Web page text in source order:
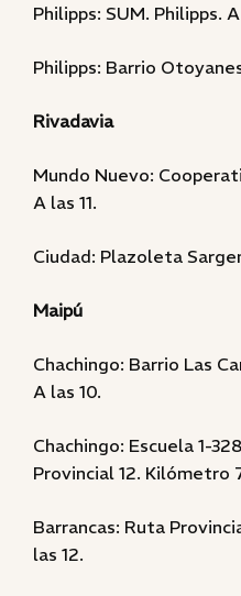
Philipps: SUM. Philipps.
Philipps: Barrio
Rivadavia
Mundo Nuevo:
A las 11.
Ciudad: Plazoleta
Maipú
Chachingo: Barrio Las
A las 10.
Chachingo: Escuela 1-
Provincial 12. Kilómetro
Barrancas: Ruta
las 12.